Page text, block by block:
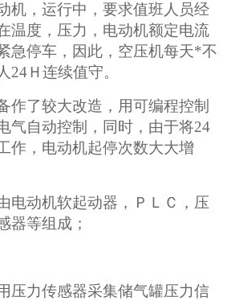
机，运行中，要求值班人员经
温度，压力，电动机额定电流
急停车，因此，空压机每天*不
24Ｈ连续值守。
作了较大改造，用可编程控制
气自动控制，同时，由于将24
作，电动机起停次数大大增
电动机软起动器，ＰＬＣ，压
器等组成；
压力传感器采集储气罐压力信